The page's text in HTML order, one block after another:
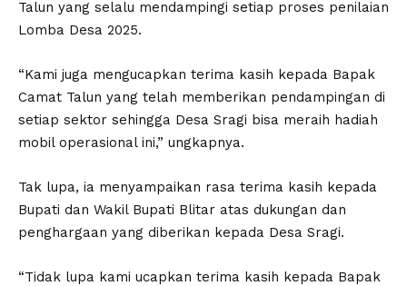
Talun yang selalu mendampingi setiap proses penilaian
Lomba Desa 2025.
“Kami juga mengucapkan terima kasih kepada Bapak
Camat Talun yang telah memberikan pendampingan di
setiap sektor sehingga Desa Sragi bisa meraih hadiah
mobil operasional ini,” ungkapnya.
Tak lupa, ia menyampaikan rasa terima kasih kepada
Bupati dan Wakil Bupati Blitar atas dukungan dan
penghargaan yang diberikan kepada Desa Sragi.
“Tidak lupa kami ucapkan terima kasih kepada Bapak